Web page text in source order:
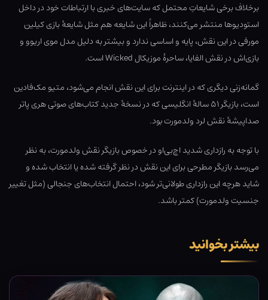
برخلاف برخی شایعاتِ محتمل که سایت‌های خبری با ارتباطات خود در داخل
استودیوها منتشر می‌کنند، ظاهراً این شایعه هم مثل شایعۀ بازی کیلین
مورفی در این نقش، پایه و اساسی ندارد و بیشتر به دلیل مدل موی اریوو و
بازی‌اش در نقش الفایا، ساحرۀ موزیکال Wicked است.
گمانه‌زنی دیگری که در اینترنت برای این نقش انجام می‌شود، متیو مک‌فادین
است، بازیگر ۵۱ سالۀ انگلیسی که در نسخۀ جدید کتاب‌های صوتی هری پاتر
صداپیشۀ نقش لرد ولدمورت بود.
با توجه به رازداری شدید اچ‌بی‌او در خصوص بازیگر نقش ولدمورت، به نظر
می‌رسد بازیگر مطرحی برای این نقش در نظر گرفته شده یا انتخاب شده و
شاید هرچه این رازداری طولانی‌تر شود، احتمال انتخاب‌های جنجالی (مثل تغییر
جنسیت ولدمورت) کمتر باشد.
بیشتر بخوانید